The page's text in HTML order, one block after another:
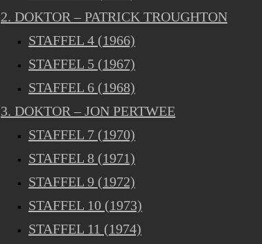
2. DOKTOR – PATRICK TROUGHTON
STAFFEL 4 (1966)
STAFFEL 5 (1967)
STAFFEL 6 (1968)
3. DOKTOR – JON PERTWEE
STAFFEL 7 (1970)
STAFFEL 8 (1971)
STAFFEL 9 (1972)
STAFFEL 10 (1973)
STAFFEL 11 (1974)